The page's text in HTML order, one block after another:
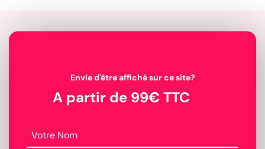
Envie d'être affiché sur ce site?
A partir de 99€ TTC